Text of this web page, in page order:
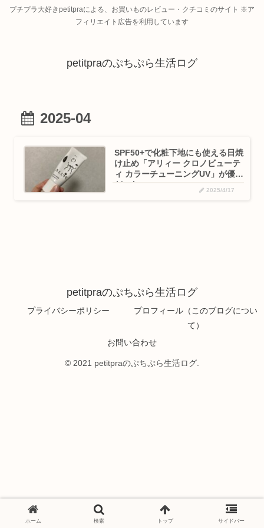
プチプラ大好きpetitpraによる、お買いものレビュー・クチコミのサイト ※ア
フィリエイト広告を利用しています
petitpraのぷちぷら生活ログ
2025-04
SPF50+で化粧下地にも使える日焼
け止め「アリィー クロノビューテ
ィ カラーチューニングUV」が優秀
だった
2025/4/17
petitpraのぷちぷら生活ログ
プライバシーポリシー
プロフィール（このブログについ
て）
お問い合わせ
© 2021 petitpraのぷちぷら生活ログ.
ホーム 検索 トップ サイドバー